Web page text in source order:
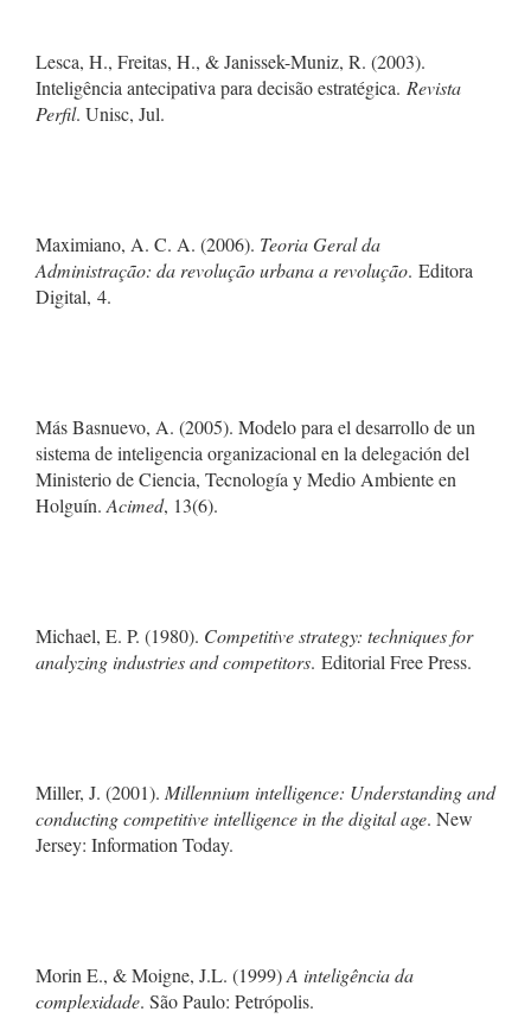
Lesca, H., Freitas, H., & Janissek-Muniz, R. (2003).
Inteligência antecipativa para decisão estratégica. Revista
Perfil. Unisc, Jul.
Maximiano, A. C. A. (2006). Teoria Geral da
Administração: da revolução urbana a revolução. Editora
Digital, 4.
Más Basnuevo, A. (2005). Modelo para el desarrollo de un
sistema de inteligencia organizacional en la delegación del
Ministerio de Ciencia, Tecnología y Medio Ambiente en
Holguín.Acimed, 13(6).
Michael, E. P. (1980). Competitive strategy: techniques for
analyzing industries and competitors. Editorial Free Press.
Miller, J. (2001). Millennium intelligence: Understanding and
conducting competitive intelligence in the digital age. New
Jersey: Information Today.
Morin E., & Moigne, J.L. (1999)A inteligência da
complexidade. São Paulo: Petrópolis.